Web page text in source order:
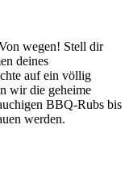
wegen! Stell dir
deines
auf ein völlig
wir die geheime
BBQ-Rubs bis
werden.